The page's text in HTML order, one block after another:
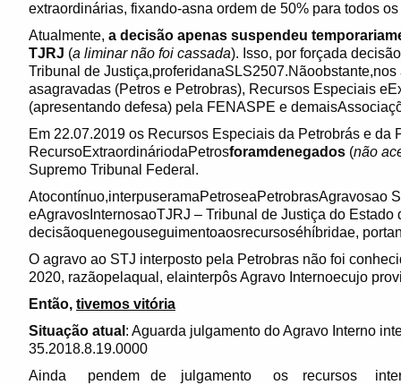
extraordinárias, fixando-asna ordem de 50% para todos
Atualmente, a decisão apenas suspendeu
TJRJ (a liminar não foi cassada). Isso, por forçada
Tribunal de
asagravadas (Petros e Petrobras), Recursos Especiais
(apresentando defesa) pela FENASPE e
Em 22.07.2019 os Recursos Especiais da Petrobrás e da
RecursoExtraordináriodaPetrosforamdenegados (não
Supremo Tribunal Federal.
Atocontínuo,interpuseramaPetroseaPetrobrasAgravosao
eAgravosInternosaoTJRJ – Tribunal de Justiça do
decisãoquenegouseguimentoaosrecursoséhíbridae,
O agravo ao STJ interposto pela Petrobras não foi
2020, razãopelaqual, elainterpôs Agravo Internoecujo
Então, tivemos vitória
Situação atual : Aguarda julgamento do Agravo Interno
35.2018.8.19.0000
Ainda pendem de julgamento os recursos